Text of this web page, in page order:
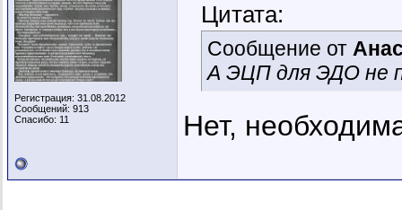
Регистрация: 31.08.2012
Сообщений: 913
Спасибо: 11
Цитата:
Сообщение от
А ЭЦП для ЭДО не
Нет,